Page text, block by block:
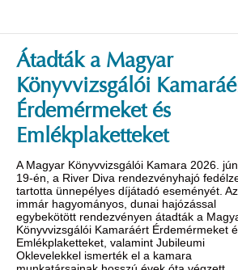
Átadták a Magyar
Könyvvizsgálói
Érdemérmeket és
Emlékplaketteket
A Magyar Könyvvizsgálói Kamara 2026.
19-én, a River Diva rendezvényhajó
tartotta ünnepélyes díjátadó eseményét. Az
immár hagyományos, dunai hajózással
egybekötött rendezvényen átadták a
Könyvvizsgálói Kamaráért Érdemérmeket
Emlékplaketteket, valamint Jubileumi
Oklevelekkel ismerték el a kamara